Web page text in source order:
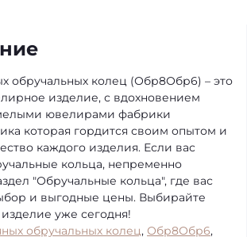
обручальных колец (Обр8Обр6) – это
изделие, с вдохновением
ювелирами фабрики
которая гордится своим опытом и
каждого изделия. Если вас
кольца, непременно
"Обручальные кольца", где вас
и выгодные цены. Выбирайте
уже сегодня!
обручальных колец, Обр8Обр6,